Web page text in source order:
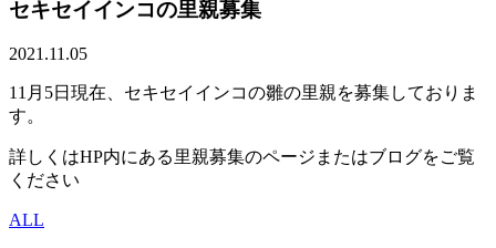
セキセイインコの里親募集
2021.11.05
11月5日現在、セキセイインコの雛の里親を募集しておりま
す。
詳しくはHP内にある里親募集のページまたはブログをご覧
ください
ALL